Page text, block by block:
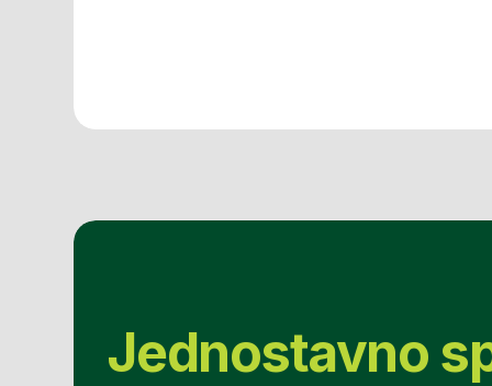
Jednostavno